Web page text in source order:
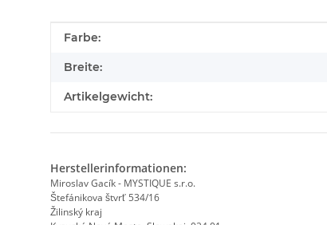
Produkteigenschaft
Wert
Farbe:
Breite:
Artikelgewicht:
Herstellerinformationen:
Miroslav Gacík - MYSTIQUE s.r.o.
Štefánikova štvrť 534/16
Žilinský kraj